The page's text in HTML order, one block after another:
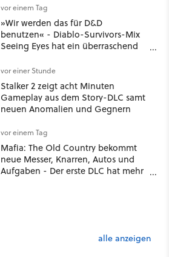
vor einem Tag
»Wir werden das für D&D
benutzen« - Diablo-Survivors-Mix
Seeing Eyes hat ein überraschend
vor einer Stunde
Stalker 2 zeigt acht Minuten
Gameplay aus dem Story-DLC samt
neuen Anomalien und Gegnern
vor einem Tag
Mafia: The Old Country bekommt
neue Messer, Knarren, Autos und
Aufgaben - Der erste DLC hat mehr
alle anzeigen